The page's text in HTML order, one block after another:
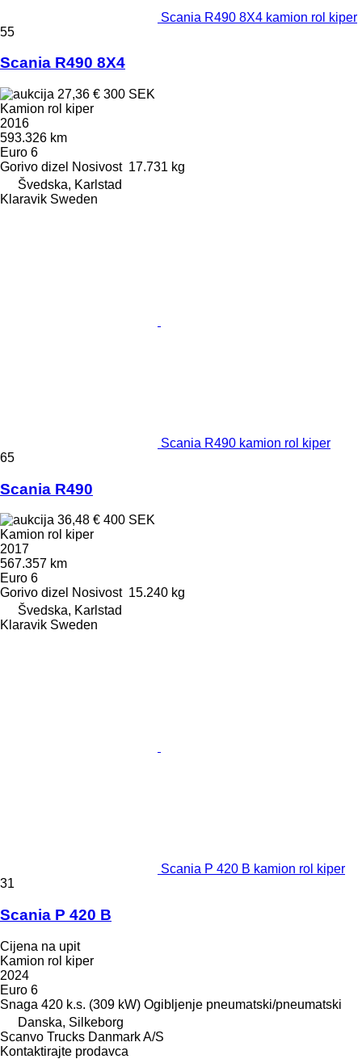
Scania R490 8X4 kamion rol kiper
55
Scania R490 8X4
27,36 € 300 SEK
Kamion rol kiper
2016
593.326 km
Euro 6
Gorivo dizel Nosivost 17.731 kg
Švedska, Karlstad
Klaravik Sweden
Scania R490 kamion rol kiper
65
Scania R490
36,48 € 400 SEK
Kamion rol kiper
2017
567.357 km
Euro 6
Gorivo dizel Nosivost 15.240 kg
Švedska, Karlstad
Klaravik Sweden
Scania P 420 B kamion rol kiper
31
Scania P 420 B
Cijena na upit
Kamion rol kiper
2024
Euro 6
Snaga 420 k.s. (309 kW) Ogibljenje pneumatski/pneumatski
Danska, Silkeborg
Scanvo Trucks Danmark A/S
Kontaktirajte prodavca